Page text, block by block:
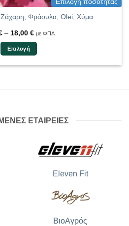
Επιλογή ποσότητας
Ζάχαρη, Φράουλα, Olei, Χύμα
– 18,00 €Price
3,00 €
through
με ΦΠΑ
Επιλογή
ΟιΕΤΑΙΡΕΙΕΣ
Eleven Fit
ΒιοΑγρός